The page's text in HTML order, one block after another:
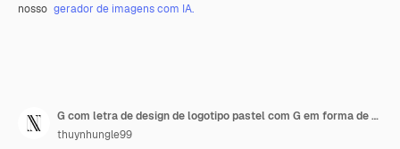
nosso gerador de imagens com IA.
G com letra de design de logotipo pastel com G em forma de natureza coleções de vetores abstratos
thuynhungle99